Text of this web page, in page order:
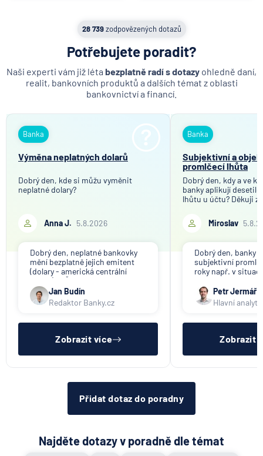
28 739zodpovězených dotazů
Potřebujete poradit?
Naši experti vám již léta bezplatně radí s dotazy ohledně daní,
realit, bankovních produktů a dalších témat z oblasti
bankovnictví a financí.
Banka
Výměna neplatných dolarů
Dobrý den, kde si můžu vyměnit
neplatné dolary?
Anna J. 5.8.2026
Dobrý den, neplatné bankovky
mění bezplatně jejich emitent
(dolary - americká centrální
banka). V ČR nikdo tuto službu
nenabízí (ani na komerční bázi).
Jan Budín
Redaktor Banky.cz
Zobrazit více
Banka
Subjektivní a
promlčecí lhůta
Dobrý den, kdy a ve
banky aplikují
lhůtu u účtu? Děkuji
Miroslav
Dobrý den, banky
subjektivní
roky např. v
výběru peněz.
promlčecí lhůta 10
aplikována
Petr Jermář
Hlavní
Zobrazit
Přidat dotaz do poradny
Najděte dotazy v poradně dle témat